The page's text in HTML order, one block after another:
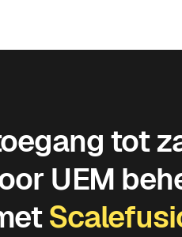
tot
UEM